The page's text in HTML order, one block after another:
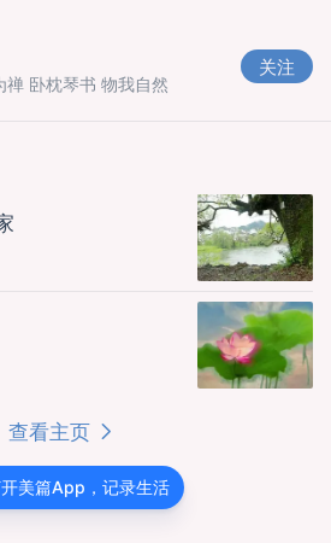
禅 卧枕琴书 物我自然
关注
查看主页
美篇App，记录生活